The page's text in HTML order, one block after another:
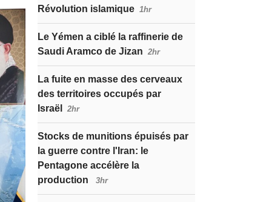
Révolution islamique 1hr
Le Yémen a ciblé la raffinerie de
Saudi Aramco de Jizan 2hr
La fuite en masse des cerveaux
des territoires occupés par
Israël
2hr
Stocks de munitions épuisés par
la guerre contre l'Iran: le
Pentagone accélère la
production
3hr